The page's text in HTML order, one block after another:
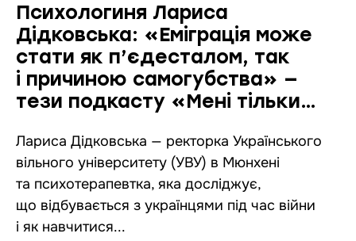
Психологиня Лариса
Дідковська: «Еміграція може
стати як п’єдесталом, так
і причиною самогубства» —
тези подкасту «Мені тільки
Лариса Дідковська — ректорка Українського
вільного університету (УВУ) в Мюнхені
та психотерапевтка, яка досліджує,
що відбувається з українцями під час війни
і як навчитися...